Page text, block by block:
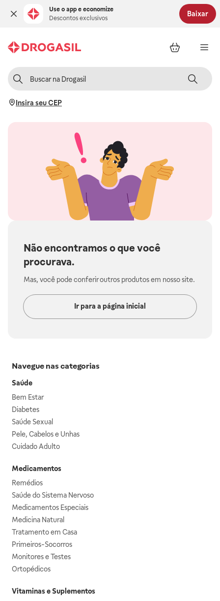
Use o app e economize
Descontos exclusivos
Baixar
Insira seu CEP
Não encontramos o que você
procurava.
Mas, você pode conferir outros produtos em nosso site.
Ir para a página inicial
Navegue nas categorias
Saúde
Bem Estar
Diabetes
Saúde Sexual
Pele, Cabelos e Unhas
Cuidado Adulto
Medicamentos
Remédios
Saúde do Sistema Nervoso
Medicamentos Especiais
Medicina Natural
Tratamento em Casa
Primeiros-Socorros
Monitores e Testes
Ortopédicos
Vitaminas e Suplementos